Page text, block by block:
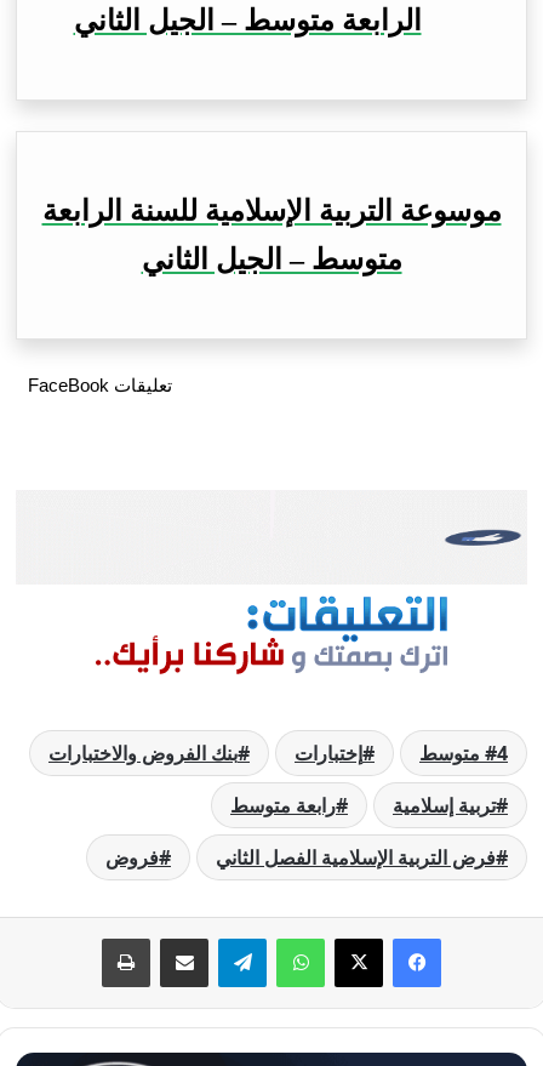
الرابعة متوسط – الجيل الثاني
موسوعة التربية الإسلامية للسنة الرابعة
متوسط – الجيل الثاني
تعليقات FaceBook
4 متوسط إختبارات
بنك الفروض والاختبارات
تربية إسلامية
رابعة متوسط
فرض التربية الإسلامية الفصل الثاني
فروض
فيسبوك
‫X واتسابتيلقراممشاركة عبر البريد طباعة